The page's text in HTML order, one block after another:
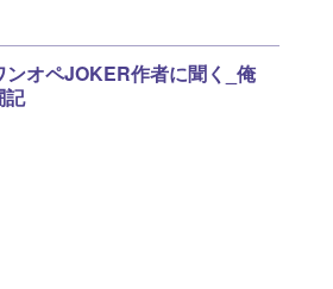
ンオペJOKER作者に聞く_俺
記